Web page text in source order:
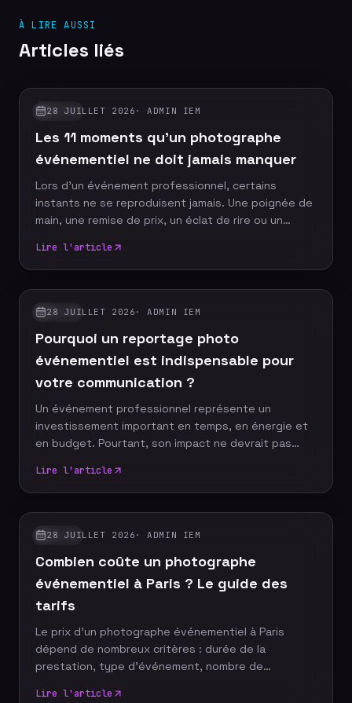
À LIRE AUSSI
Articles liés
GUIDES
28 JUILLET 2026 ·ADMIN IEM
Les 11 moments qu'un photographe
événementiel ne doit jamais manquer
Lors d'un événement professionnel, certains
instants ne se reproduisent jamais. Une poignée de
main, une remise de prix, un éclat de rire ou un
emblématiques de votre communication. Un
photographe événementiel expérimenté sait
anticiper ces moments décisifs afin de raconter
votre événement à travers un reportage photo
moments incontournables qu'aucun reportage
photo ne devrait manquer.
Lire l'article
GUIDES
28 JUILLET 2026 ·ADMIN IEM
Pourquoi un reportage photo
événementiel est indispensable pour
votre communication ?
Un événement professionnel représente un
investissement important en temps, en énergie et
en budget. Pourtant, son impact ne devrait pas
photo événementiel, votre entreprise dispose
d'images professionnelles qui alimentent
durablement sa communication, renforcent sa
notoriété et valorisent son image de marque.
événementiel constitue un véritable
investissement pour votre stratégie de com
Lire l'article
GUIDES
28 JUILLET 2026 ·ADMIN IEM
Combien coûte un photographe
événementiel à Paris ? Le guide des
tarifs
Le prix d'un photographe événementiel à Paris
dépend de nombreux critères : durée de la
prestation, type d'événement, nombre de
Lire l'article